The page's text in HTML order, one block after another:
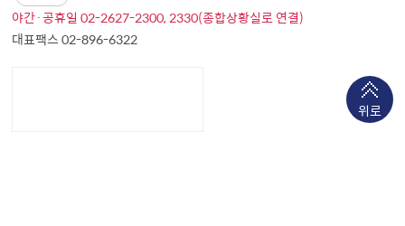
위로
야간·공휴일 02-2627-2300, 2330(종합상황실로 연결)
대표팩스 02-896-6322